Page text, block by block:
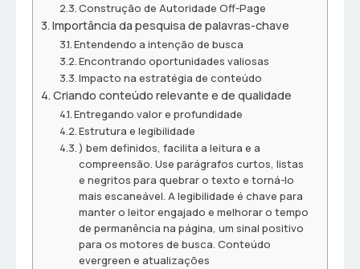
Construção de Autoridade Off-Page
Importância da pesquisa de palavras-chave
Entendendo a intenção de busca
Encontrando oportunidades valiosas
Impacto na estratégia de conteúdo
Criando conteúdo relevante e de qualidade
Entregando valor e profundidade
Estrutura e legibilidade
) bem definidos, facilita a leitura e a
compreensão. Use parágrafos curtos, listas
e negritos para quebrar o texto e torná-lo
mais escaneável. A legibilidade é chave para
manter o leitor engajado e melhorar o tempo
de permanência na página, um sinal positivo
para os motores de busca. Conteúdo
evergreen e atualizações